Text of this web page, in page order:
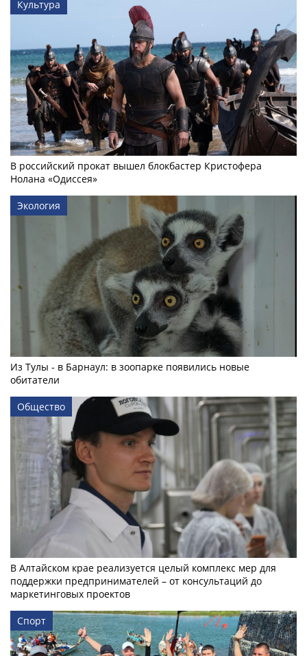
Культура
В российский прокат вышел блокбастер Кристофера
Нолана «Одиссея»
Экология
Из Тулы - в Барнаул: в зоопарке появились новые
обитатели
Общество
В Алтайском крае реализуется целый комплекс мер для
поддержки предпринимателей – от консультаций до
маркетинговых проектов
Спорт